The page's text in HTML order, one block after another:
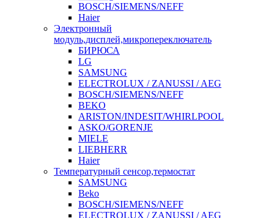
BOSCH/SIEMENS/NEFF
Haier
Электронный
модуль,дисплей,микропереключатель
БИРЮСА
LG
SAMSUNG
ELECTROLUX / ZANUSSI / AEG
BOSCH/SIEMENS/NEFF
BEKO
ARISTON/INDESIT/WHIRLPOOL
ASKO/GORENJE
MIELE
LIEBHERR
Haier
Температурный сенсор,термостат
SAMSUNG
Beko
BOSCH/SIEMENS/NEFF
ELECTROLUX / ZANUSSI / AEG